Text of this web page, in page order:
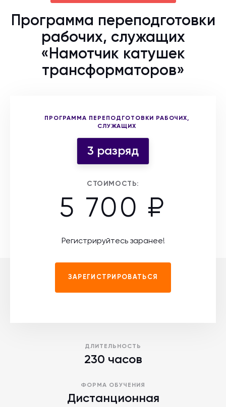
Программа переподготовки
рабочих, служащих
«Намотчик катушек
трансформаторов»
ПРОГРАММА ПЕРЕПОДГОТОВКИ РАБОЧИХ,
СЛУЖАЩИХ
Выберите форму участия
3 разряд
СТОИМОСТЬ:
5 700 ₽
Регистрируйтесь заранее!
ЗАРЕГИСТРИРОВАТЬСЯ
ДЛИТЕЛЬНОСТЬ
230 часов
ФОРМА ОБУЧЕНИЯ
Дистанционная